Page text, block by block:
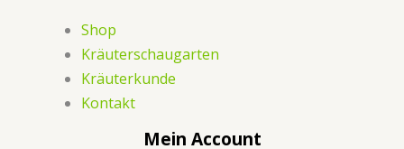
Shop
Kräuterschaugarten
Kräuterkunde
Kontakt
Mein Account